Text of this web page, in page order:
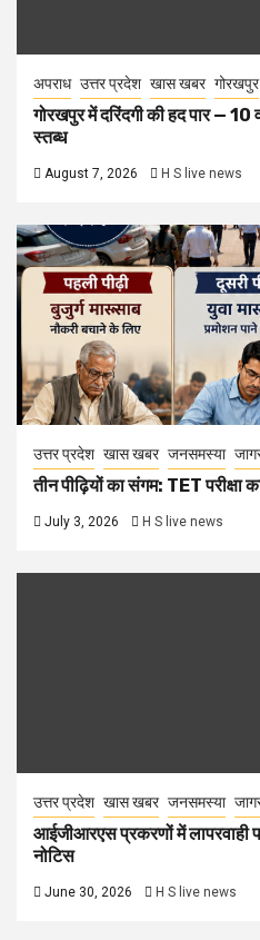
अपराध उत्तर प्रदेश खास खबर गोरखपुर
गोरखपुर में दरिंदगी की हद पार — 10
स्तब्ध
August 7, 2026 H S live news
उत्तर प्रदेश खास खबर जनसमस्या
तीन पीढ़ियों का संगम: TET परीक्षा
July 3, 2026 H S live news
उत्तर प्रदेश खास खबर जनसमस्या
आईजीआरएस प्रकरणों में लापरवाही
नोटिस
June 30, 2026 H S live news